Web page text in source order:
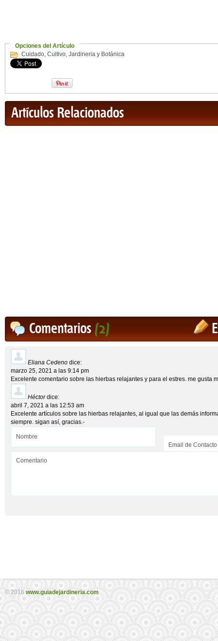
Opciones del Artículo
Cuidado, Cultivo, Jardineria y Botánica
Artículos Relacionados
Comentarios(2)
Eliana Cedeno dice:
marzo 25, 2021 a las 9:14 pm
Excelente comentario sobre las hierbas relajantes y para el estres. me gusta
Héctor dice:
abril 7, 2021 a las 12:53 am
Excelente artículos sobre las hierbas relajantes, al igual que las demás
siempre. sigan así, gracias.-
© 2016 www.guiadejardineria.com